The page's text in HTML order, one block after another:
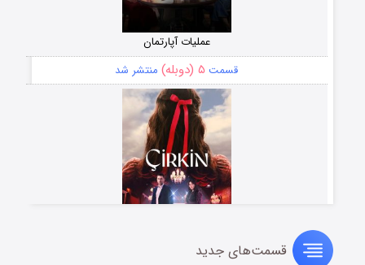
عملیات آپارتمان
قسمت ۵ (دوبله) منتشر شد
سریال زشتقسمت‌های جدید